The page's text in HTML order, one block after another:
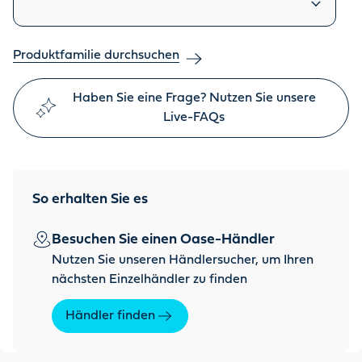
Produktfamilie durchsuchen
Haben Sie eine Frage? Nutzen Sie unsere
Live-FAQs
So erhalten Sie es
Besuchen Sie einen Oase-Händler
Nutzen Sie unseren Händlersucher, um Ihren
nächsten Einzelhändler zu finden
Händler finden